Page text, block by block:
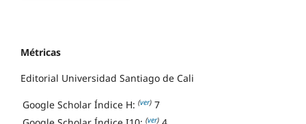
Métricas
Editorial Universidad Santiago de Cali
Google Scholar Índice H: (ver) 7
(ver)